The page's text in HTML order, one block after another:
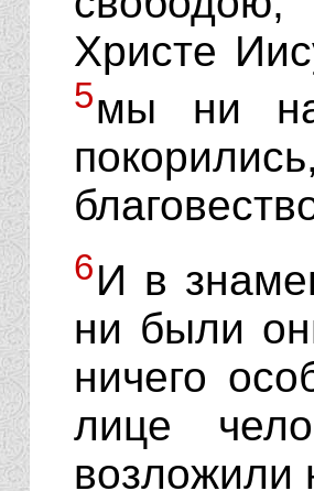
Христе
5мы ни
6И в
ни были
ничего
лице
возложили